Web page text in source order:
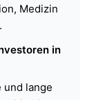
Medizin
in
und lange